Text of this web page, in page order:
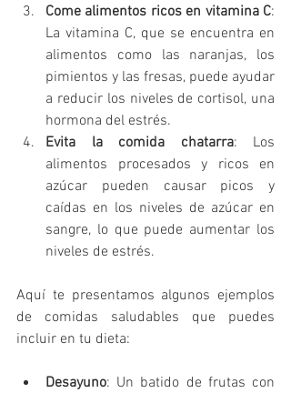
Come alimentos ricos en vitamina C:
La vitamina C, que se encuentra en
alimentos como las naranjas, los
pimientos y las fresas, puede ayudar
a reducir los niveles de cortisol, una
hormona del estrés.
Evita la comida chatarra: Los
alimentos procesados y ricos en
azúcar pueden causar picos y
caídas en los niveles de azúcar en
sangre, lo que puede aumentar los
niveles de estrés.
Aquí te presentamos algunos ejemplos
de comidas saludables que puedes
incluir en tu dieta:
Desayuno: Un batido de frutas con